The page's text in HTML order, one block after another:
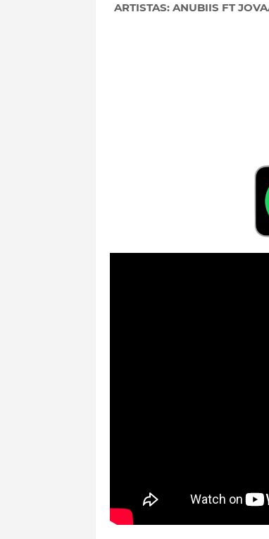
ARTISTAS: ANUBIIS FT